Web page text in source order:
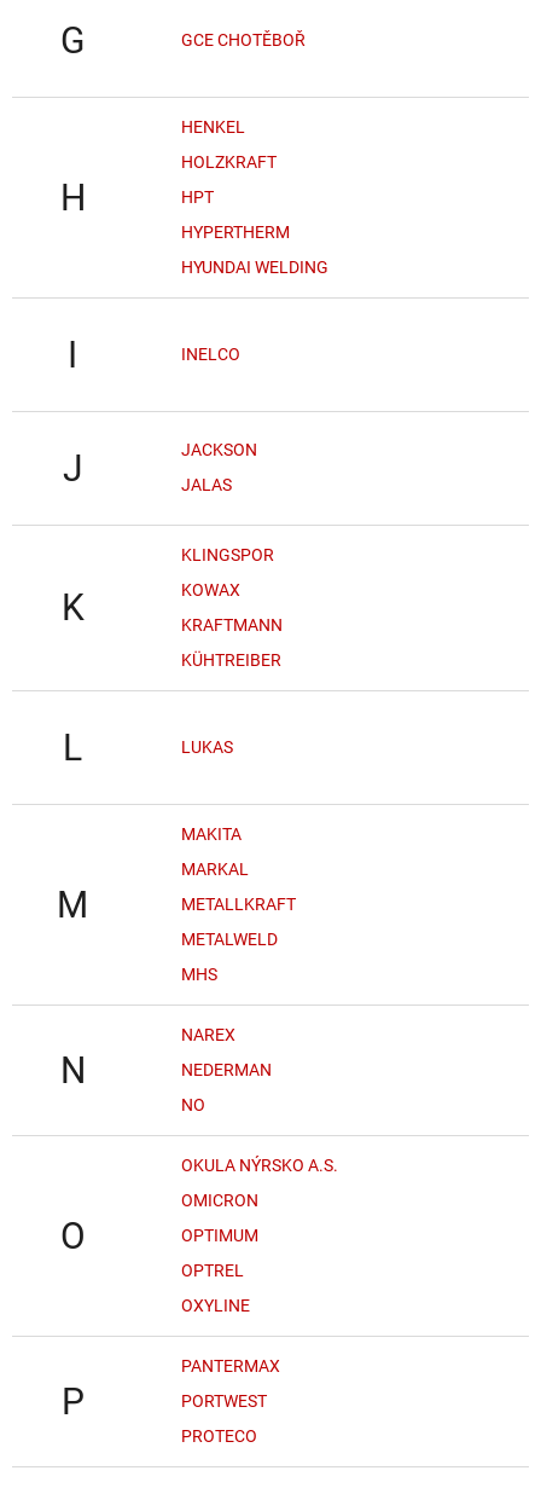
G GCE CHOTĚBOŘ
H
HENKEL
HOLZKRAFT
HPT
HYPERTHERM
HYUNDAI WELDING
I INELCO
J
JACKSON
JALAS
K
KLINGSPOR
KOWAX
KRAFTMANN
KÜHTREIBER
L LUKAS
M
MAKITA
MARKAL
METALLKRAFT
METALWELD
MHS
N
NAREX
NEDERMAN
NO
O
OKULA NÝRSKO A.S.
OMICRON
OPTIMUM
OPTREL
OXYLINE
P
PANTERMAX
PORTWEST
PROTECO